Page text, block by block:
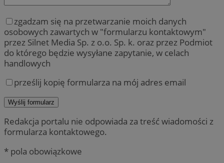
zgadzam się na przetwarzanie moich danych
osobowych zawartych w "formularzu kontaktowym"
przez Silnet Media Sp. z o.o. Sp. k. oraz przez Podmiot
do którego będzie wysyłane zapytanie, w celach
handlowych
prześlij kopię formularza na mój adres email
Redakcja portalu nie odpowiada za treść wiadomości z
formularza kontaktowego.
* pola obowiązkowe